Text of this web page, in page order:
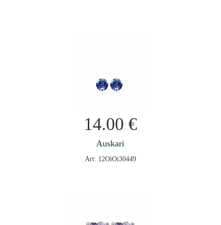
14.00 €
Auskari
Art: 12OiOi30449